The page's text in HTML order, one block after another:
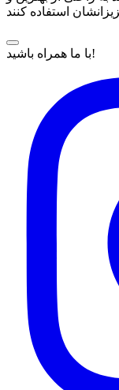
با ما همراه باشید!